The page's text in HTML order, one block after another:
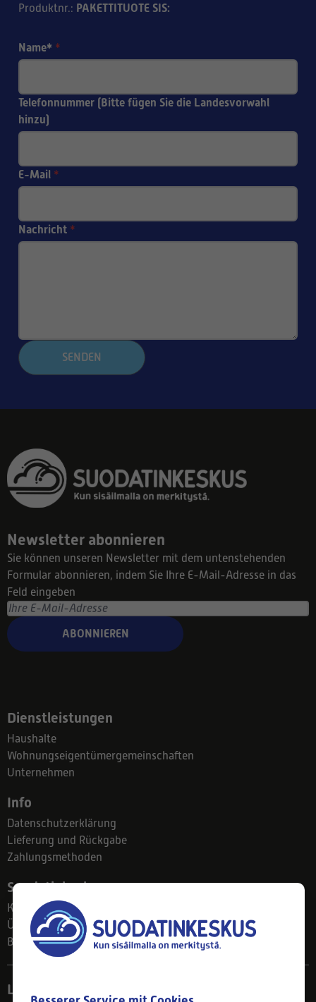
Produktnr.: PAKETTITUOTE SIS:
Name* *
Telefonnummer (Bitte fügen Sie die Landesvorwahl
hinzu)
E-Mail *
Nachricht *
SENDEN
Newsletter abonnieren
Sie können unseren Newsletter mit dem untenstehenden
Formular abonnieren, indem Sie Ihre E-Mail-Adresse in das
Feld eingeben
ABONNIEREN
Dienstleistungen
Haushalte
Wohnungseigentümergemeinschaften
Unternehmen
Info
Datenschutzerklärung
Lieferung und Rückgabe
Zahlungsmethoden
Suodatinkeskus
Kontakt
Über uns
Blog
Ladengeschäft